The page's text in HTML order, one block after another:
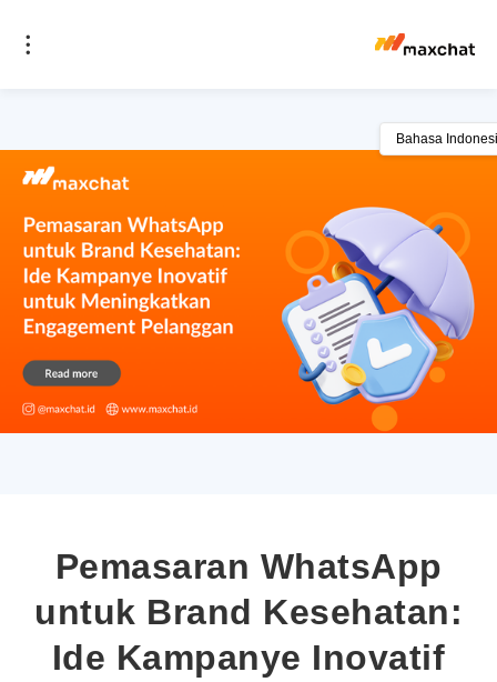
Pemasaran WhatsApp
untuk Brand Kesehatan:
Ide Kampanye Inovatif